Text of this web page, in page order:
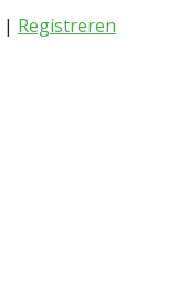
| Registreren